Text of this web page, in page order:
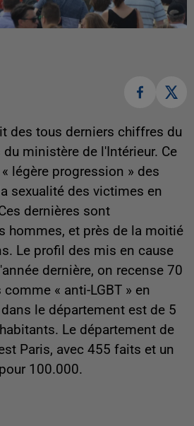
des tous derniers chiffres du
ministère de l'Intérieur. Ce
légère progression » des
sexualité des victimes en
dernières sont
hommes, et près de la moitié
Le profil des mis en cause
dernière, on recense 70
« anti-LGBT » en
le département est de 5
Le département de
Paris, avec 455 faits et un
100.000.